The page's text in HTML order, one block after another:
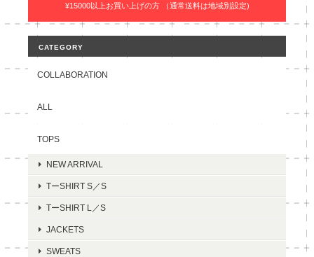
¥15000以上お買い上げの方 （通常送料は地域別設定)
CATEGORY
COLLABORATION
ALL
TOPS
NEW ARRIVAL
TーSHIRT S／S
TーSHIRT L／S
JACKETS
SWEATS